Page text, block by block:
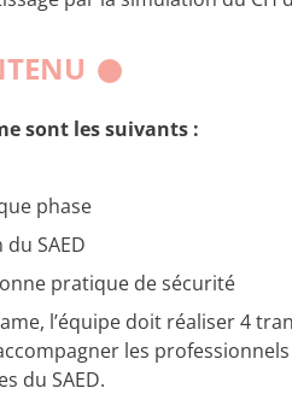
sont les suivants :
phase
SAED
pratique de sécurité
l’équipe doit réaliser 4
les professionnels
du SAED.